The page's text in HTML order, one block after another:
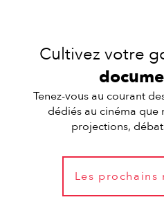
Cultivez votre
Tenez-vous au courant
dédiés au cinéma
projections,
Les prochains